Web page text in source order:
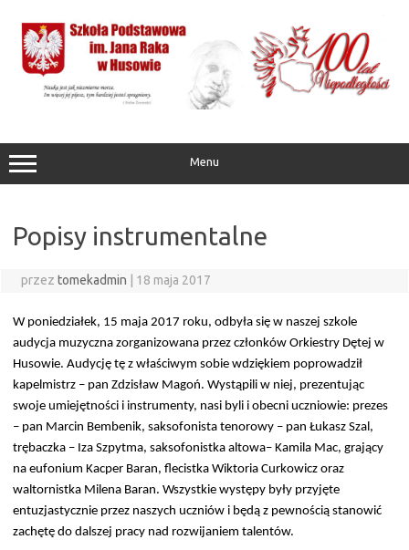
treści
Menu
Popisy instrumentalne
przez tomekadmin | 18 maja 2017
W poniedziałek, 15 maja 2017 roku, odbyła się w naszej szkole
audycja muzyczna zorganizowana przez członków Orkiestry Dętej w
Husowie. Audycję tę z właściwym sobie wdziękiem poprowadził
kapelmistrz – pan Zdzisław Magoń. Wystąpili w niej, prezentując
swoje umiejętności i instrumenty, nasi byli i obecni uczniowie: prezes
– pan Marcin Bembenik, saksofonista tenorowy – pan Łukasz Szal,
trębaczka – Iza Szpytma, saksofonistka altowa– Kamila Mac, grający
na eufonium Kacper Baran, flecistka Wiktoria Curkowicz oraz
waltornistka Milena Baran. Wszystkie występy były przyjęte
entuzjastycznie przez naszych uczniów i będą z pewnością stanowić
zachętę do dalszej pracy nad rozwijaniem talentów.